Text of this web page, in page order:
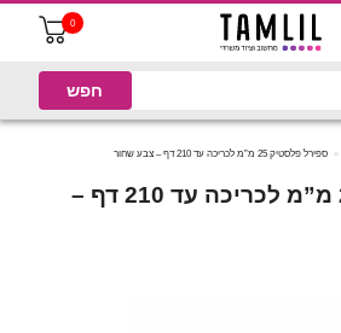
0
ספירל פלסטיק 25 מ”מ לכריכה עד 210 דף – צבע שחור
ספירל פלסטיק 25 מ”מ לכריכה עד 210 דף –